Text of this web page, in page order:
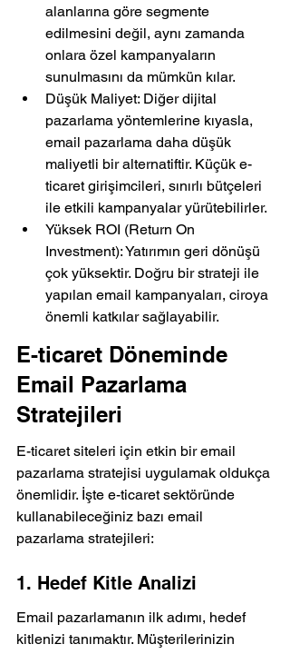
alanlarına göre segmente
edilmesini değil, aynı zamanda
onlara özel kampanyaların
sunulmasını da mümkün kılar.
Düşük Maliyet: Diğer dijital
pazarlama yöntemlerine kıyasla,
email pazarlama daha düşük
maliyetli bir alternatiftir. Küçük e-
ticaret girişimcileri, sınırlı bütçeleri
ile etkili kampanyalar yürütebilirler.
Yüksek ROI (Return On
Investment): Yatırımın geri dönüşü
çok yüksektir. Doğru bir strateji ile
yapılan email kampanyaları, ciroya
önemli katkılar sağlayabilir.
E-ticaret Döneminde
Email Pazarlama
Stratejileri
E-ticaret siteleri için etkin bir email
pazarlama stratejisi uygulamak oldukça
önemlidir. İşte e-ticaret sektöründe
kullanabileceğiniz bazı email
pazarlama stratejileri:
1. Hedef Kitle Analizi
Email pazarlamanın ilk adımı, hedef
kitlenizi tanımaktır. Müşterilerinizin